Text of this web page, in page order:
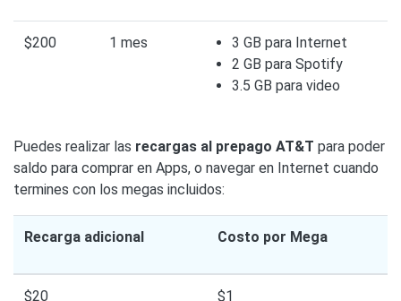
$200 1 mes
3 GB para Internet
2 GB para Spotify
3.5 GB para video
Puedes realizar las recargas al prepago AT&T para poder
saldo para comprar en Apps, o navegar en Internet cuando
termines con los megas incluidos:
Recarga adicional Costo por Mega
$20 $1